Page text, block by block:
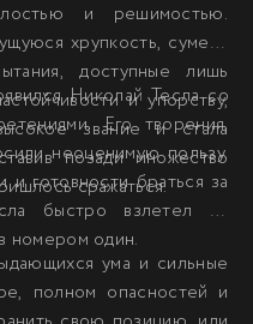
и решимостью.
хрупкость, сумела
доступные лишь
и упорству,
звание и стала
позади множество
сражаться.
Николай Тесла со
Его творения,
неоценимую пользу.
и готовности браться за
быстро взлетел на
номером один.
ума и сильные
полном опасностей и